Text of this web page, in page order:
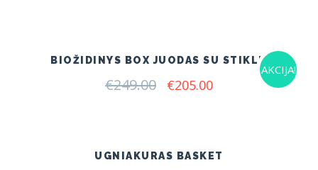
AKCIJA!
BIOŽIDINYS BOX JUODAS SU STIKLU
€249.00 Original
€205.00Current
UGNIAKURAS BASKET